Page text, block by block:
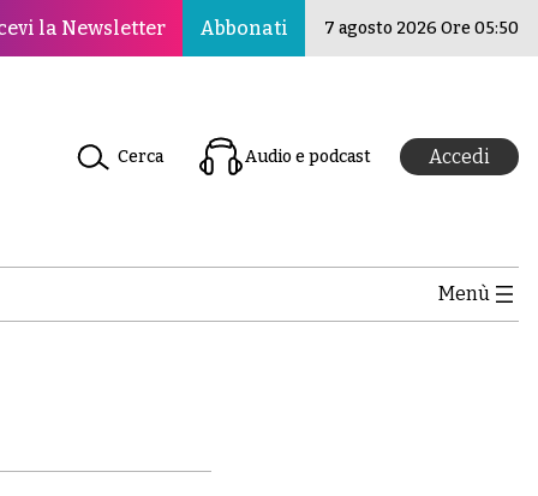
per la pace, la cultura e l’educazione ·Il Nuovo
la Newsletter Abbonati 7 agosto 2026 Ore 05:50
Cerca Audio e podcast Accedi
Menù